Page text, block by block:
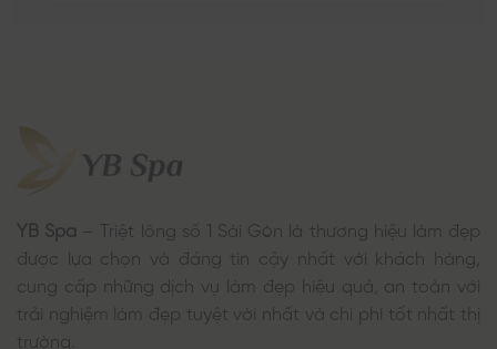
YB Spa – Triệt lông số 1 Sài Gòn là thương hiệu làm đẹp
được lựa chọn và đáng tin cậy nhất với khách hàng,
cung cấp những dịch vụ làm đẹp hiệu quả, an toàn với
trải nghiệm làm đẹp tuyệt vời nhất và chi phí tốt nhất thị
trường.